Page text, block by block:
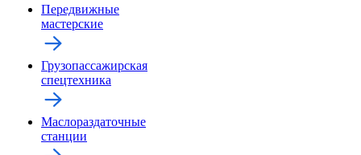
Передвижные
мастерские
Грузопассажирская
спецтехника
Маслораздаточные
станции